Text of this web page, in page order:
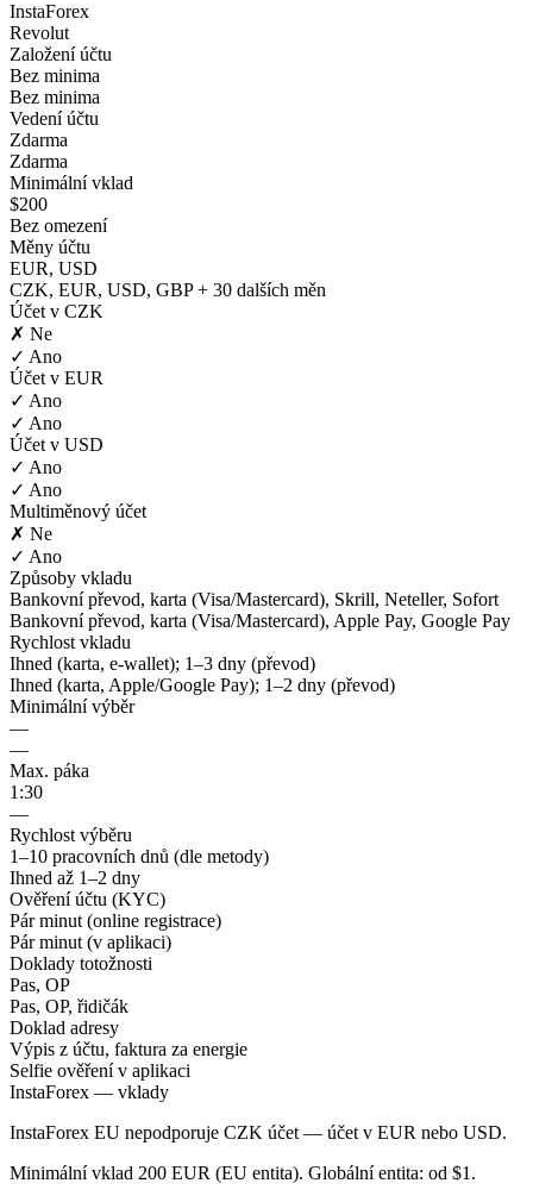
InstaForex
Revolut
Založení účtu
Bez minima
Bez minima
Vedení účtu
Zdarma
Zdarma
Minimální vklad
$200
Bez omezení
Měny účtu
EUR, USD
CZK, EUR, USD, GBP + 30 dalších měn
Účet v CZK
✗ Ne
✓ Ano
Účet v EUR
✓ Ano
✓ Ano
Účet v USD
✓ Ano
✓ Ano
Multiměnový účet
✗ Ne
✓ Ano
Způsoby vkladu
Bankovní převod, karta (Visa/Mastercard), Skrill, Neteller, Sofort
Bankovní převod, karta (Visa/Mastercard), Apple Pay, Google Pay
Rychlost vkladu
Ihned (karta, e-wallet); 1–3 dny (převod)
Ihned (karta, Apple/Google Pay); 1–2 dny (převod)
Minimální výběr
—
—
Max. páka
1:30
—
Rychlost výběru
1–10 pracovních dnů (dle metody)
Ihned až 1–2 dny
Ověření účtu (KYC)
Pár minut (online registrace)
Pár minut (v aplikaci)
Doklady totožnosti
Pas, OP
Pas, OP, řidičák
Doklad adresy
Výpis z účtu, faktura za energie
Selfie ověření v aplikaci
InstaForex — vklady
InstaForex EU nepodporuje CZK účet — účet v EUR nebo USD.
Minimální vklad 200 EUR (EU entita). Globální entita: od $1.